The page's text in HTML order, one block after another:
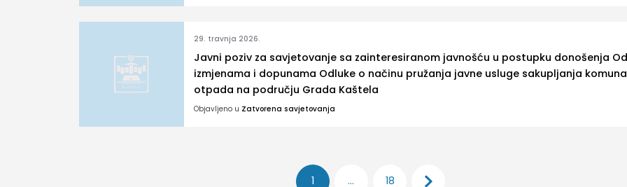
29. travnja 2026.
Javni poziv za savjetovanje sa zainteresiranom javnošću u postupku donošenja
izmjenama i dopunama Odluke o načinu pružanja javne usluge sakupljanja
otpada na području Grada Kaštela
Objavljeno u Zatvorena savjetovanja
1 … 18